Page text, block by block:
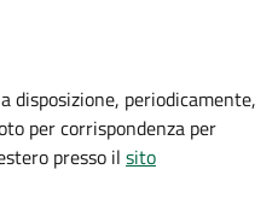
periodicamente,
per corrispondenza per
presso il sito